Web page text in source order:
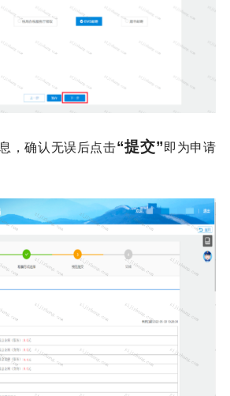
，确认无误后点击“提交” 即为申请